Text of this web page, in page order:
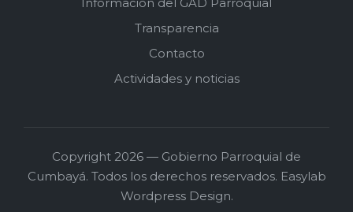
Transparencia
Contacto
Actividades y noticias
Copyright 2026 — Gobierno Parroquial de
Cumbayá. Todos los derechos reservados. Easylab
Wordpress Design.